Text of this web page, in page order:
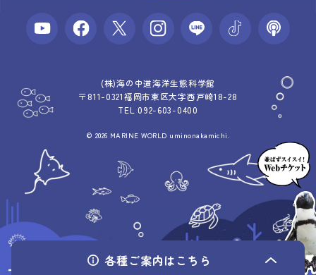
(株)海の中道海洋生態科学館
〒811-0321福岡市東区大字西戸崎18-28
TEL 092-603-0400
© 2026 MARINE WORLD uminonakamichi.
各種ご案内はこちら